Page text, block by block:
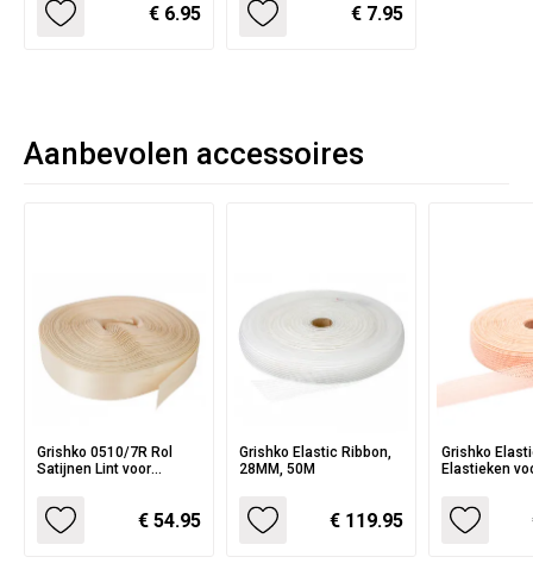
€ 6.95 € 7.95
Aanbevolen accessoires
Grishko 0510/7R Rol
Satijnen Lint voor
Balletschoenen
€ 54.95
Grishko Elastic Ribbon,
28MM, 50M
€ 119.95
Grishko
Elastieken
Spitzen